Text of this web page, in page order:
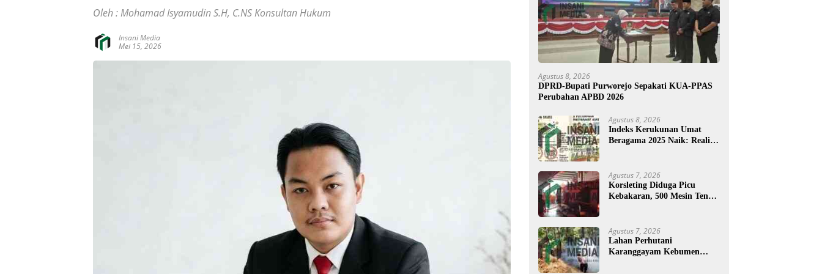
Oleh : Mohamad Isyamudin S.H, C.NS Konsultan Hukum
Insani Media
Mei 15, 2026
Agustus 8, 2026
DPRD-Bupati Purworejo Sepakati KUA-PPAS
Perubahan APBD 2026
Agustus 8, 2026
Indeks Kerukunan Umat
Beragama 2025 Naik: Realita
Agustus 7, 2026
Korsleting Diduga Picu
Kebakaran, 500 Mesin Tenun
Agustus 7, 2026
Lahan Perhutani
Karanggayam Kebumen